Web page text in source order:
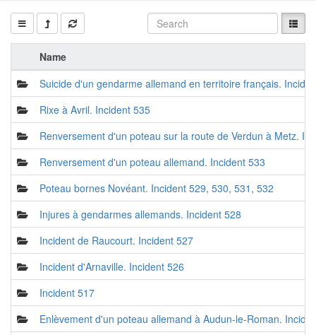
Name
Suicide d'un gendarme allemand en territoire français.
Rixe à Avril. Incident 535
Renversement d'un poteau sur la route de Verdun à Metz.
Renversement d'un poteau allemand. Incident 533
Poteau bornes Novéant. Incident 529, 530, 531, 532
Injures à gendarmes allemands. Incident 528
Incident de Raucourt. Incident 527
Incident d'Arnaville. Incident 526
Incident 517
Enlèvement d'un poteau allemand à Audun-le-Roman.